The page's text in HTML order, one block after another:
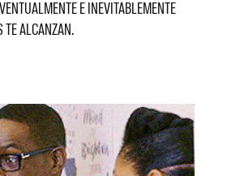
E INEVITABLEMENTE
TE ALCANZAN.